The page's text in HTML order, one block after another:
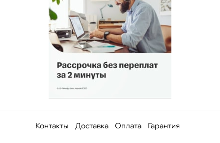
Контакты Доставка Оплата Гарантия